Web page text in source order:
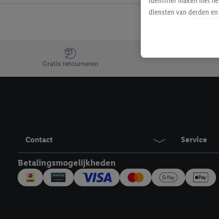
Jouw voordelen bij ons als Lidl webshop klant
Gratis retourneren
Contact Service
Betalingsmogelijkheden
diensten van derden
Als je hiervoor
eerder interesse hebt
maar het niet te
mailadres en met
Onder "Aanpassen"
Door te klikken op
technieken worden
inclusief over de
trekken, vind je in onze
over de cookies die